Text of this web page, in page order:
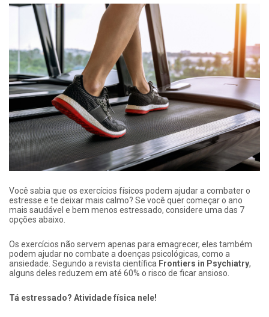
Você sabia que os exercícios físicos podem ajudar a combater o
estresse e te deixar mais calmo? Se você quer começar o ano
mais saudável e bem menos estressado, considere uma das 7
opções abaixo.
Os exercícios não servem apenas para emagrecer, eles também
podem ajudar no combate a doenças psicológicas, como a
ansiedade. Segundo a revista científica Frontiers in Psychiatry,
alguns deles reduzem em até 60% o risco de ficar ansioso.
Tá estressado? Atividade física nele!